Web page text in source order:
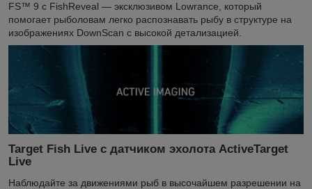
FS™ 9 с FishReveal — эксклюзивом Lowrance, который
помогает рыболовам легко распознавать рыбу в структуре на
изображениях DownScan с высокой детализацией.
Target Fish Live с датчиком эхолота ActiveTarget
Live
Наблюдайте за движениями рыб в высочайшем разрешении на